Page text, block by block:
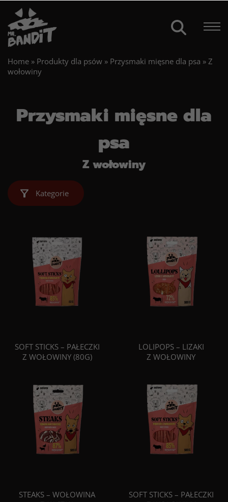
Home » Produkty dla psów » Przysmaki mięsne dla psa » Z
wołowiny
Przysmaki mięsne dla
psa
Z wołowiny
Kategorie
SOFT STICKS – PAŁECZKI
Z WOŁOWINY (80G)
LOLIPOPS – LIZAKI
Z WOŁOWINY
STEAKS – WOŁOWINA
SOFT STICKS – PAŁECZKI